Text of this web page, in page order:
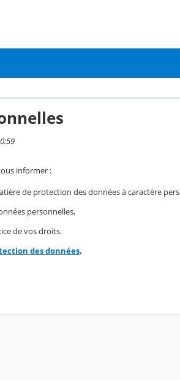
informer :
de protection des données à caractère
personnelles,
de vos droits.
des données.